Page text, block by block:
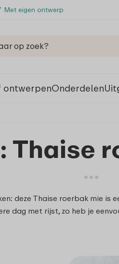
Met eigen ontwerp
ontwerpenOnderdelen
Thaise
deze Thaise roerbak mie
dag met rijst, zo heb je